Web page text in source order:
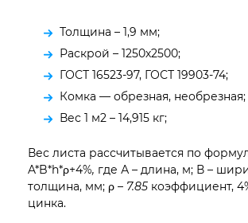
Толщина – 1,9 мм;
Раскрой – 1250х2500;
ГОСТ 16523-97, ГОСТ 19903-74;
Комка — обрезная, необрезная;
Вес 1 м2 – 14,915 кг;
Вес листа рассчитывается по
A*B*h*ρ+4%, где А – длина, м; В –
толщина, мм; ρ – 7.85 коэффициент,
цинка.